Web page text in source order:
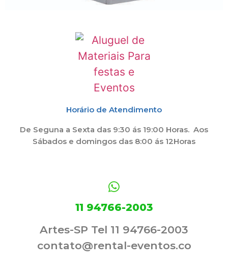
Horário de Atendimento
De Seguna a Sexta das 9:30 ás 19:00 Horas. Aos
Sábados e domingos das 8:00 ás 12Horas
11 94766-2003
Artes-SP Tel 11 94766-2003
contato@rental-eventos.co